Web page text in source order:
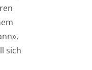
sich